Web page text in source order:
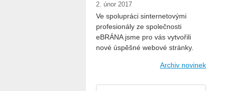
2. únor 2017
Ve spolupráci sinternetovými
profesionály ze společnosti
eBRÁNA jsme pro vás vytvořili
nové úspěšné webové stránky.
Archiv novinek